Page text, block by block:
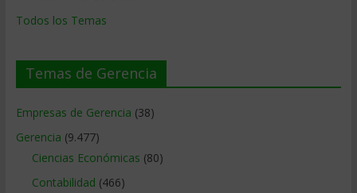
Todos los Temas
Temas de Gerencia
Empresas de Gerencia (38)
Gerencia (9.477)
Ciencias Económicas (80)
Contabilidad (466)